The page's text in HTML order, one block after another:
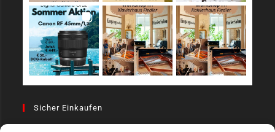
Sicher Einkaufen